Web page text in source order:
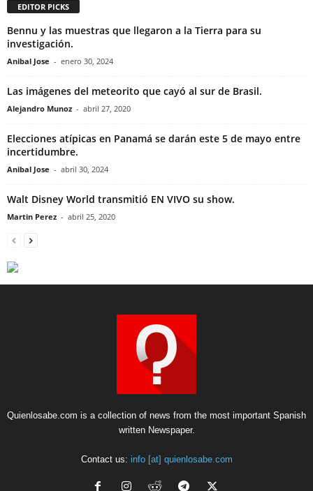
EDITOR PICKS
Bennu y las muestras que llegaron a la Tierra para su
investigación.
Anibal Jose - enero 30, 2024
Las imágenes del meteorito que cayó al sur de Brasil.
Alejandro Munoz - abril 27, 2020
Elecciones atípicas en Panamá se darán este 5 de mayo entre
incertidumbre.
Anibal Jose - abril 30, 2024
Walt Disney World transmitió EN VIVO su show.
Martin Perez - abril 25, 2020
Quienlosabe.com is a collection of news from the most important Spanish
written Newspaper.
Contact us: info [at] quienlosabe.com